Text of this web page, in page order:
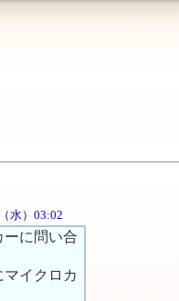
水）03:02
に問い合
イクロカ